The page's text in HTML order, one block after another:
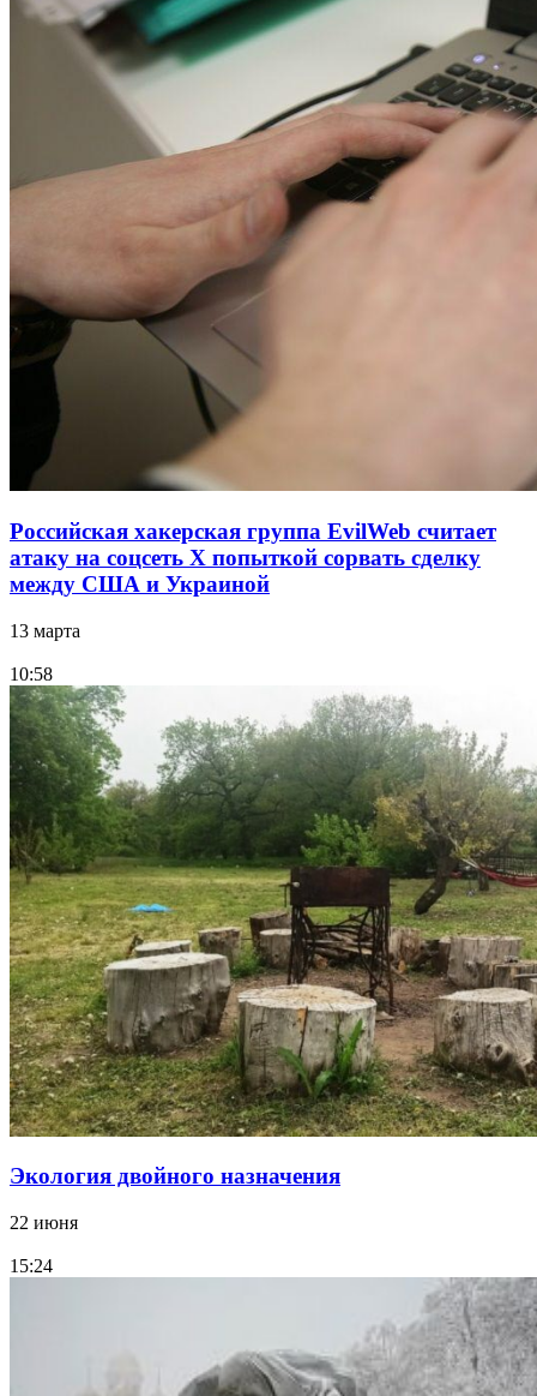
Российская хакерская группа EvilWeb считает
атаку на соцсеть Х попыткой сорвать сделку
между США и Украиной
13 марта
10:58
Экология двойного назначения
22 июня
15:24